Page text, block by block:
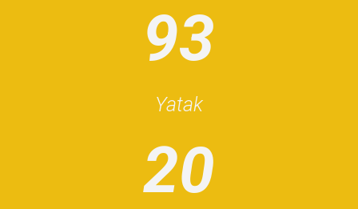
93
Yatak
20